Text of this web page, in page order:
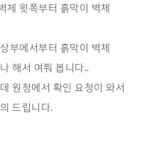
체 윗쪽부터 흙막이 벽체
부에서부터 흙막이 벽체
해서 여쭤 봅니다..
원청에서 확인 요청이 와서
드립니다.